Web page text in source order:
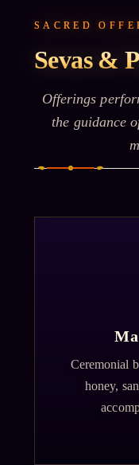
SACRED
Sevas &
Offerings
the guidance
Ceremonial
honey,